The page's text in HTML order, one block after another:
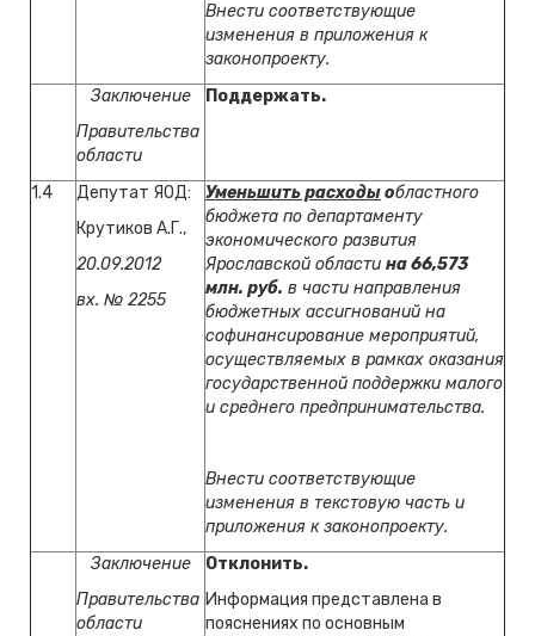
Внести соответствующие
изменения в приложения к
законопроекту.
Заключение
Правительства
области
Поддержать.
1.4
Депутат ЯОД:
Крутиков А.Г.,
20.09.2012
вх. № 2255
Уменьшить расходыобластного
бюджета по департаменту
экономического развития
Ярославской области на 66,573
млн. руб. в части направления
бюджетных ассигнований на
софинансирование мероприятий,
осуществляемых в рамках оказания
государственной поддержки малого
и среднего предпринимательства.
Внести соответствующие
изменения в текстовую часть и
приложения к законопроекту.
Заключение
Правительства
области
Отклонить.
Информация представлена в
пояснениях по основным